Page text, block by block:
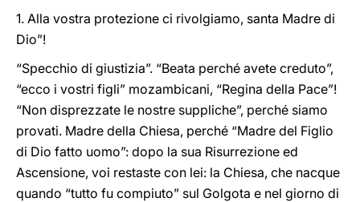
1. Alla vostra protezione ci rivolgiamo, santa Madre di
Dio”!
“Specchio di giustizia”. “Beata perché avete creduto”,
“ecco i vostri figli” mozambicani, “Regina della Pace”!
“Non disprezzate le nostre suppliche”, perché siamo
provati. Madre della Chiesa, perché “Madre del Figlio
di Dio fatto uomo”: dopo la sua Risurrezione ed
Ascensione, voi restaste con lei: la Chiesa, che nacque
quando “tutto fu compiuto” sul Golgota e nel giorno di